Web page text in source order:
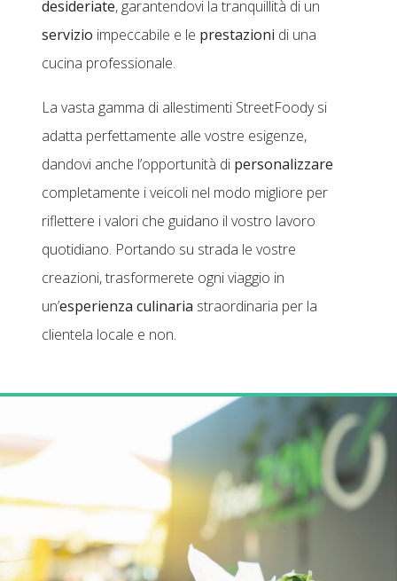
desideriate, garantendovi la tranquillità di un
servizio impeccabile e le prestazioni di una
cucina professionale.
La vasta gamma di allestimenti StreetFoody si
adatta perfettamente alle vostre esigenze,
dandovi anche l’opportunità di personalizzare
completamente i veicoli nel modo migliore per
riflettere i valori che guidano il vostro lavoro
quotidiano. Portando su strada le vostre
creazioni, trasformerete ogni viaggio in
un’esperienza culinaria straordinaria per la
clientela locale e non.